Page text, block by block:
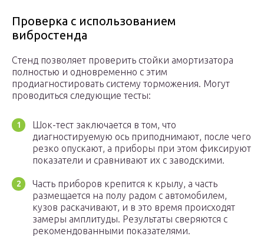
Проверка с использованием
вибростенда
Стенд позволяет проверить стойки амортизатора
полностью и одновременно с этим
продиагностировать систему торможения. Могут
проводиться следующие тесты:
Шок-тест заключается в том, что
диагностируемую ось приподнимают, после чего
резко опускают, а приборы при этом фиксируют
показатели и сравнивают их с заводскими.
Часть приборов крепится к крылу, а часть
размещается на полу радом с автомобилем,
кузов раскачивают, и в это время происходят
замеры амплитуды. Результаты сверяются с
рекомендованными показателями.